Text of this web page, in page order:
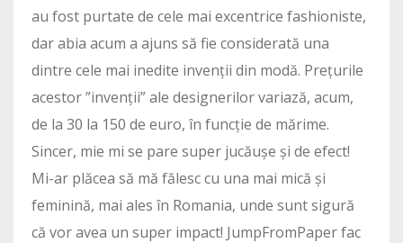
au fost purtate de cele mai excentrice fashioniste,
dar abia acum a ajuns să fie considerată una
dintre cele mai inedite invenții din modă. Prețurile
acestor ”invenții” ale designerilor variază, acum,
de la 30 la 150 de euro, în funcție de mărime.
Sincer, mie mi se pare super jucăușe și de efect!
Mi-ar plăcea să mă fălesc cu una mai mică și
feminină, mai ales în Romania, unde sunt sigură
că vor avea un super impact! JumpFromPaper fac